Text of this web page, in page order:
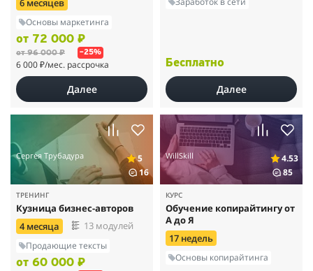
6 месяцев
Основы маркетинга
от 72 000 ₽
от 96 000 ₽ –25%
6 000 ₽/мес. рассрочка
Далее
Бесплатно
Далее
Сергея Трубадура
5
16
ТРЕНИНГ
Кузница бизнес-авторов
4 месяца
13 модулей
Продающие тексты
от 60 000 ₽
WillSkill
4.53
85
КУРС
Обучение копирайтингу от
А до Я
17 недель
Основы копирайтинга